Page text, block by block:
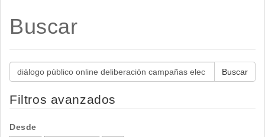
Buscar
Buscar
artículos
Filtros avanzados
Desde